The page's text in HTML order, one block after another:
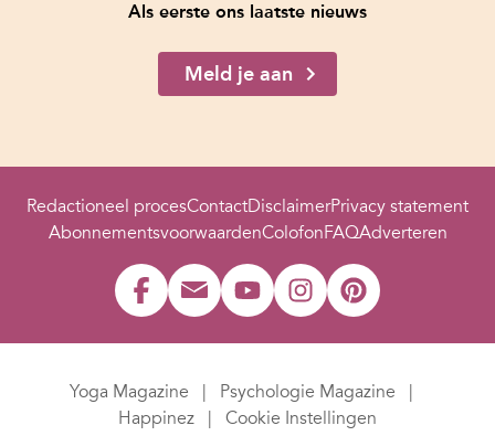
Als eerste ons laatste nieuws
Meld je aan
Redactioneel procesContactDisclaimerPrivacy statement
AbonnementsvoorwaardenColofonFAQAdverteren
Yoga Magazine
Psychologie Magazine
Happinez
Cookie Instellingen